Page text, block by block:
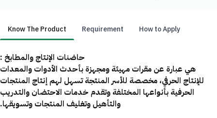
Registered with the Digital Government Authority
20241028850
Know The Product Requirement How to Apply
Know The Product
حاضنات الإنتاج والمطابخ :
هي عبارة عن مقرات مهيئة ومجهزة بأحدث الأدوات والمعدات
للإنتاج الحرفي، مخصصة للأسر المنتجة تسهل لهم إنتاج المنتجات
الحرفية بأنواعها المختلفة وتقدم خدمات الاحتضان والتدريب
والتأهيل وتغليف المنتجات وتسويقها.